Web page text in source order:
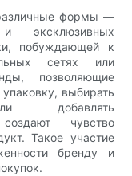
формы —
эксклюзивных
побуждающей к
сетях или
позволяющие
выбирать
добавлять
чувство
Такое участие
бренду и